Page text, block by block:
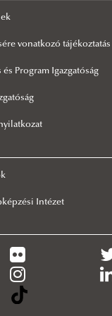
válaszd az NKE-t a
felett
az egyetemi
vonatkozó tájékoztatás
Program Igazgatóság
Intézet